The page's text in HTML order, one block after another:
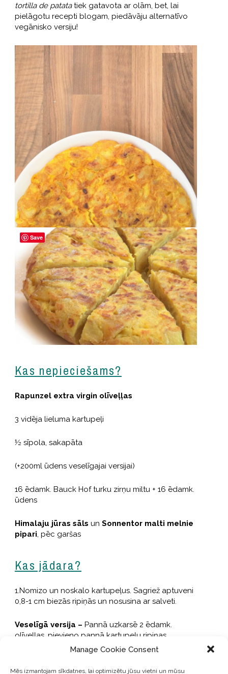
Manage Cookie Consent
Mēs izmantojam sīkdatnes, lai optimizētu jūsu vietni un mūsu
tortilla de patatatiek gatavota ar olām, bet, lai
pielāgotu recepti blogam, piedāvāju alternatīvo
vegānisko versiju!
Kas nepieciešams?
Rapunzel extra virgin olīveļļas
3 vidēja lieluma kartupeļi
½ sīpola, sakapāta
(+200ml ūdens veselīgajai versijai)
16 ēdamk. Bauck Hof turku zirņu miltu + 16 ēdamk.
ūdens
Himalaju jūras sāls un Sonnentor malti melnie
pipari, pēc garšas
Kas jādara?
1.Nomizo un noskalo kartupeļus. Sagriež aptuveni
0,8-1 cm biezās ripiņās un nosusina ar salveti.
Veselīgā versija – Pannā uzkarsē 2 ēdamk.
olīveļļas, pievieno pannā kartupeļu ripiņas,
sakapātu sīpolu, sāli un 1 tasi ūdens. Sautē
kartupeļus aptuveni 20 minūtes, līdz tie mīksti, ik pa
laikam apmaisot.
Tradicionālā versija –
Uzkarsē
Save